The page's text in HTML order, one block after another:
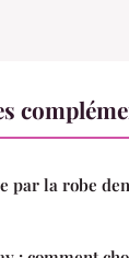
par la robe